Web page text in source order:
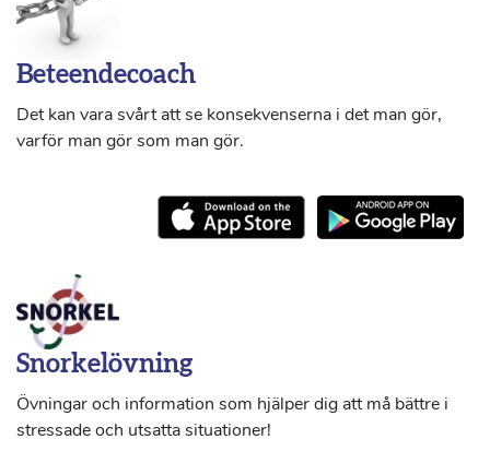
Beteendecoach
Det kan vara svårt att se konsekvenserna i det man gör,
varför man gör som man gör.
Snorkelövning
Övningar och information som hjälper dig att må bättre i
stressade och utsatta situationer!